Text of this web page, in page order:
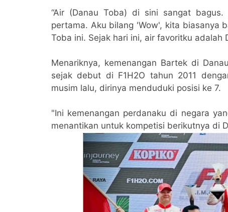
“Air (Danau Toba) di sini sangat
pertama. Aku bilang 'Wow', kita biasanya
Toba ini. Sejak hari ini, air favoritku
Menariknya, kemenangan Bartek di
sejak debut di F1H2O tahun 2011
musim lalu, dirinya menduduki posisi ke 7.
"Ini kemenangan perdanaku di negara
menantikan untuk kompetisi berikutnya di